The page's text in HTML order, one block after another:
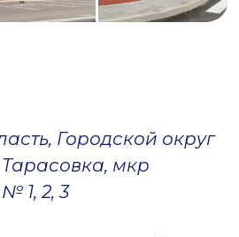
Городской округ
мкр
1, 2, 3